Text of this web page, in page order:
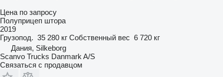
Цена по запросу
Полуприцеп штора
2019
Грузопод. 35 280 кг Собственный вес 6 720 кг
Дания, Silkeborg
Scanvo Trucks Danmark A/S
Связаться с продавцом